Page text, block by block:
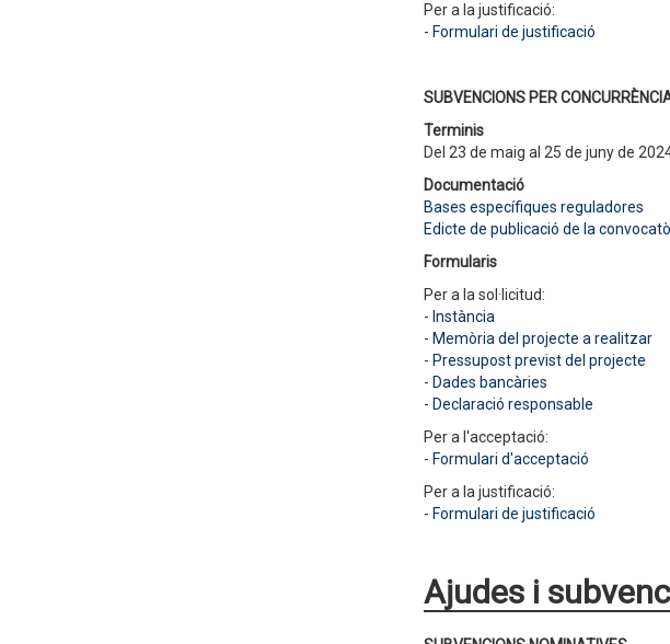
Per a la justificació:
- Formulari de justificació
SUBVENCIONS PER
Terminis
Del 23 de maig al 25 de juny de
Documentació
Bases específiques reguladores
Edicte de publicació de la
Formularis
Per a la sol·licitud:
- Instància
- Memòria del projecte a realitzar
- Pressupost previst del projecte
- Dades bancàries
- Declaració responsable
Per a l'acceptació:
- Formulari d'acceptació
Per a la justificació:
- Formulari de justificació
Ajudes i